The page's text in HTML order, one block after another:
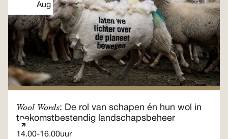
Aug
Wool Words: De rol van schapen én hun wol in
toekomstbestendig landschapsbeheer
14.00-16.00uur